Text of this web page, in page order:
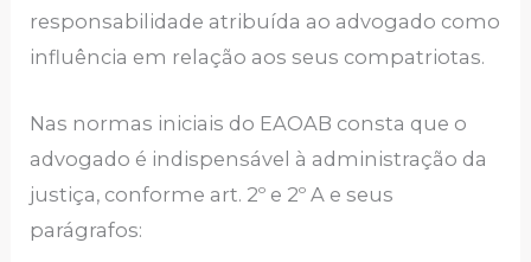
responsabilidade atribuída ao advogado como
influência em relação aos seus compatriotas.
Nas normas iniciais do EAOAB consta que o
advogado é indispensável à administração da
justiça, conforme art. 2º e 2º A e seus
parágrafos: